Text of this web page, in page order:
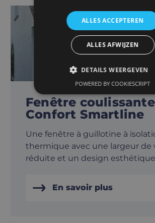
Fenêtre coulissante
Confort Smartline
Une fenêtre à guillotine à
thermique avec une largeur de
réduite et un design
En savoir plus
ALLES ACCEPTEREN
ALLES AFWIJZEN
DETAILS WEERGEVEN
POWERED BY COOKIESCRIPT